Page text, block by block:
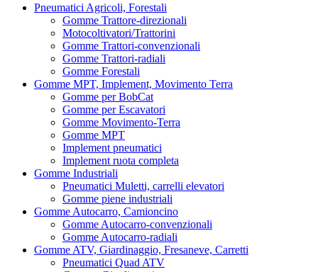
Pneumatici Agricoli, Forestali
Gomme Trattore-direzionali
Motocoltivatori/Trattorini
Gomme Trattori-convenzionali
Gomme Trattori-radiali
Gomme Forestali
Gomme MPT, Implement, Movimento Terra
Gomme per BobCat
Gomme per Escavatori
Gomme Movimento-Terra
Gomme MPT
Implement pneumatici
Implement ruota completa
Gomme Industriali
Pneumatici Muletti, carrelli elevatori
Gomme piene industriali
Gomme Autocarro, Camioncino
Gomme Autocarro-convenzionali
Gomme Autocarro-radiali
Gomme ATV, Giardinaggio, Fresaneve, Carretti
Pneumatici Quad ATV